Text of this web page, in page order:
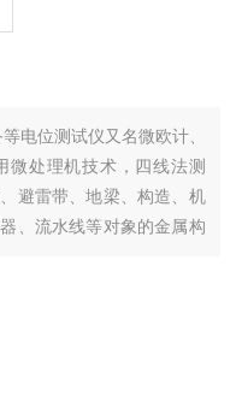
电位测试仪又名微欧计、
微处理机技术，四线法测
避雷带、地梁、构造、机
、流水线等对象的金属构